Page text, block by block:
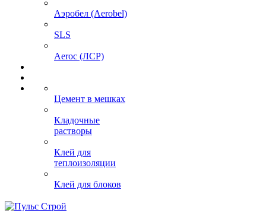
Аэробел (Aerobel)
SLS
Aeroc (ЛСР)
Цемент в мешках
Кладочные
растворы
Клей для
теплоизоляции
Клей для блоков